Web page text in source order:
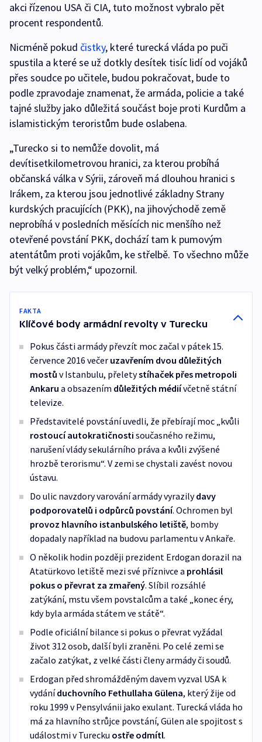
akci řízenou USA či CIA, tuto možnost vybralo pět
procent respondentů.
Nicméně pokud čistky, které turecká vláda po puči
spustila a které se už dotkly desítek tisíc lidí od vojáků
přes soudce po učitele, budou pokračovat, bude to
podle zpravodaje znamenat, že armáda, policie a také
tajné služby jako důležitá součást boje proti Kurdům a
islamistickým teroristům bude oslabena.
„Turecko si to nemůže dovolit, má
devítisetkilometrovou hranici, za kterou probíhá
občanská válka v Sýrii, zároveň má dlouhou hranici s
Irákem, za kterou jsou jednotlivé základny Strany
kurdských pracujících (PKK), na jihovýchodě země
neprobíhá v posledních měsících nic menšího než
otevřené povstání PKK, dochází tam k pumovým
atentátům proti vojákům, ke střelbě. To všechno může
být velký problém,“ upozornil.
FAKTA
Klíčové body armádní revolty v Turecku
Pokus části armády převzít moc začal v pátek 15.
července 2016 večer uzavřením dvou důležitých
mostů v Istanbulu, přeletystíhaček přes metropoli
Ankaru a obsazením důležitých médiívčetně státní
televize.
Představitelé povstání uvedli, že přebírají moc „kvůli
rostoucí autokratičnosti současného režimu,
narušení vlády sekulárního práva a kvůli zvýšené
hrozbě terorismu“. V zemi se chystali zavést novou
ústavu.
Do ulic navzdory varování armády vyrazilydavy
podporovatelů i odpůrců povstání. Ochromen byl
provoz hlavního istanbulského letiště, bomby
dopadaly například na budovu parlamentu v Ankaře.
O několik hodin později prezident Erdogan dorazil na
Atatürkovo letiště mezi své příznivce a prohlásil
pokus o převrat za zmařený. Slíbil rozsáhlé
zatýkání, mstu všem povstalcům a také „konec éry,
kdy byla armáda státem ve státě“.
Podle oficiální bilance si pokus o převrat vyžádal
život 312 osob, další byli zraněni. Po celé zemi se
začalo zatýkat, z velké části členy armády či soudů.
Erdogan před shromážděným davem vyzval USA k
vydáníduchovního Fethullaha Gülena, který žije od
roku 1999 v Pensylvánii jako exulant. Turecká vláda ho
má za hlavního strůjce povstání, Gülen ale spojitost s
událostmi v Turecku ostře odmítl.